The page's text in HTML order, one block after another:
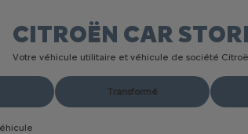
CITROËN CAR
Votre véhicule utilitaire et véhicule de société
Transformé